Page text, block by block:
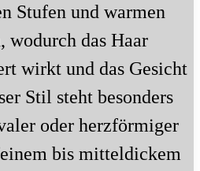
Stufen und warmen
wodurch das Haar
wirkt und das Gesicht
Stil steht besonders
oder herzförmiger
bis mitteldickem